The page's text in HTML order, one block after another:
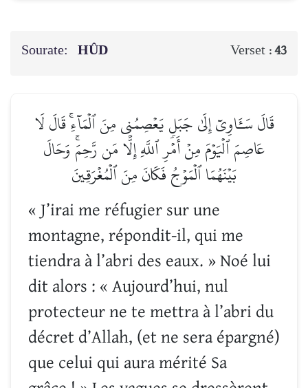
Sourate: HÛD Verset :43
قَالَ سَـَٔاوِيٓ إِلَىٰ جَبَلٖ يَعۡصِمُنِي مِنَ ٱلۡمَآءِۚ قَالَ لَا
عَاصِمَ ٱلۡيَوۡمَ مِنۡ أَمۡرِ ٱللَّهِ إِلَّا مَن رَّحِمَۚ وَحَالَ
بَيۡنَهُمَا ٱلۡمَوۡجُ فَكَانَ مِنَ ٱلۡمُغۡرَقِينَ
« J’irai me réfugier sur une
montagne, répondit-il, qui me
tiendra à l’abri des eaux. » Noé lui
dit alors : « Aujourd’hui, nul
protecteur ne te mettra à l’abri du
décret d’Allah, (et ne sera épargné)
que celui qui aura mérité Sa